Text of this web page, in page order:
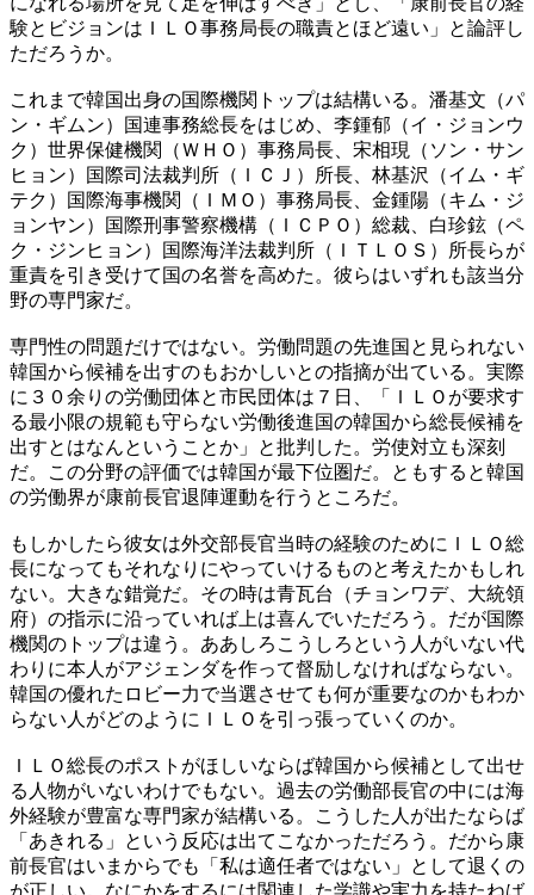
験とビジョンはＩＬＯ事務局長の職責とほど遠い」と論評し
ただろうか。
これまで韓国出身の国際機関トップは結構いる。潘基文（パ
ン・ギムン）国連事務総長をはじめ、李鍾郁（イ・ジョンウ
ク）世界保健機関（ＷＨＯ）事務局長、宋相現（ソン・サン
ヒョン）国際司法裁判所（ＩＣＪ）所長、林基沢（イム・ギ
テク）国際海事機関（ＩＭＯ）事務局長、金鍾陽（キム・ジ
ョンヤン）国際刑事警察機構（ＩＣＰＯ）総裁、白珍鉉（ペ
ク・ジンヒョン）国際海洋法裁判所（ＩＴＬＯＳ）所長らが
重責を引き受けて国の名誉を高めた。彼らはいずれも該当分
野の専門家だ。
専門性の問題だけではない。労働問題の先進国と見られない
韓国から候補を出すのもおかしいとの指摘が出ている。実際
に３０余りの労働団体と市民団体は７日、「ＩＬＯが要求す
る最小限の規範も守らない労働後進国の韓国から総長候補を
出すとはなんということか」と批判した。労使対立も深刻
だ。この分野の評価では韓国が最下位圏だ。ともすると韓国
の労働界が康前長官退陣運動を行うところだ。
もしかしたら彼女は外交部長官当時の経験のためにＩＬＯ総
長になってもそれなりにやっていけるものと考えたかもしれ
ない。大きな錯覚だ。その時は青瓦台（チョンワデ、大統領
府）の指示に沿っていれば上は喜んでいただろう。だが国際
機関のトップは違う。ああしろこうしろという人がいない代
わりに本人がアジェンダを作って督励しなければならない。
韓国の優れたロビー力で当選させても何が重要なのかもわか
らない人がどのようにＩＬＯを引っ張っていくのか。
ＩＬＯ総長のポストがほしいならば韓国から候補として出せ
る人物がいないわけでもない。過去の労働部長官の中には海
外経験が豊富な専門家が結構いる。こうした人が出たならば
「あきれる」という反応は出てこなかっただろう。だから康
前長官はいまからでも「私は適任者ではない」として退くの
が正しい。なにかをするには関連した学識や実力を持たねば